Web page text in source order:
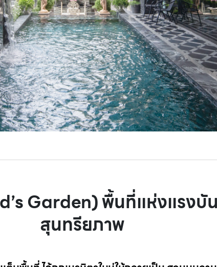
Garden) พื้นที่แห่งแรงบัน
สุนทรียภาพ